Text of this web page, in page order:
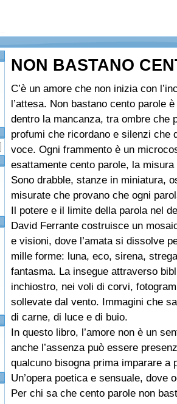
NON BASTANO
C’è un amore che non inizia con
l’attesa. Non bastano cento parole
dentro la mancanza, tra ombre che
profumi che ricordano e silenzi che
voce. Ogni frammento è un
esattamente cento parole, la misura
Sono drabble, stanze in miniatura,
misurate che provano che ogni
Il potere e il limite della parola nel
David Ferrante costruisce un
e visioni, dove l’amata si dissolve
mille forme: luna, eco, sirena,
fantasma. La insegue attraverso
inchiostro, nei voli di corvi,
sollevate dal vento. Immagini che
di carne, di luce e di buio.
In questo libro, l’amore non è un
anche l’assenza può essere
qualcuno bisogna prima imparare a
Un’opera poetica e sensuale, dove
Per chi sa che cento parole non